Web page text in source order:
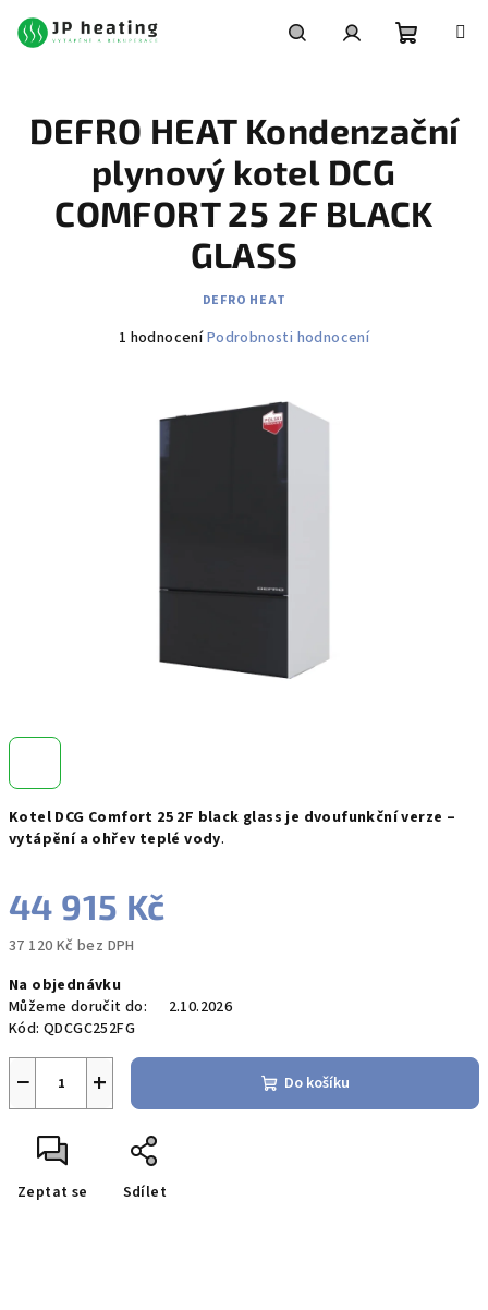
obsah
košík
Kotel DCG Comfort 25 2F black glass je dvoufunkční verze –
vytápění a ohřev teplé vody.
44 915 Kč
37 120 Kč bez DPH
cena:
Na objednávku
Můžeme doručit do:
2.10.2026
Kód: QDCGC252FG
+
− Do košíku
Zeptat se Sdílet
DEFRO HEAT Kondenzační
plynový kotel DCG
COMFORT 25 2F BLACK
GLASS
DEFRO HEAT
Průměrné
1 hodnoceníPodrobnosti hodnocení